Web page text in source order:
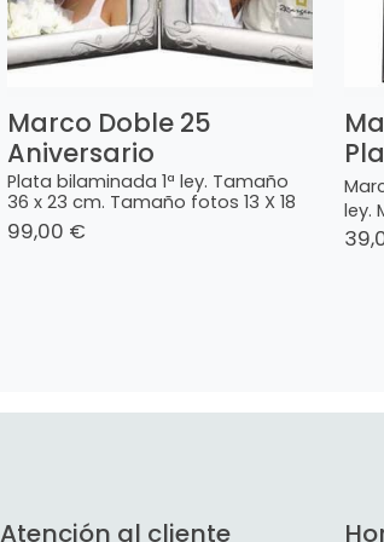
Marco Doble 25
Aniversario
Plata bilaminada 1ª ley. Tamaño
36 x 23 cm. Tamaño fotos 13 X 18
99,00 €
ley.
Atención al cliente